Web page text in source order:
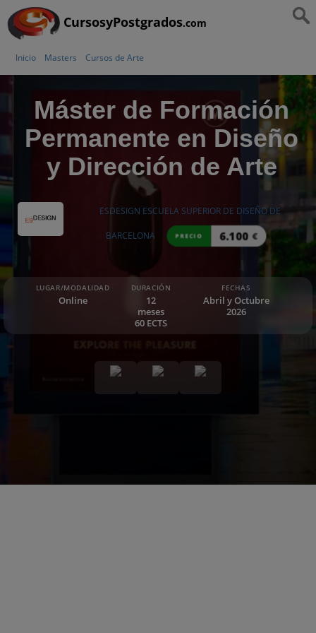
CursosyPostgrados.com
Inicio Masters Cursos de Arte
Máster de Formación
Permanente en Diseño
y Dirección de Arte
ESDESIGN ESCUELA SUPERIOR DE DISEÑO DE
BARCELONA PRECIO 6.100 €
LUGAR/MODALIDAD
Online
DURACIÓN
12
meses
60 ECTS
FECHAS
Abril y Octubre
2026